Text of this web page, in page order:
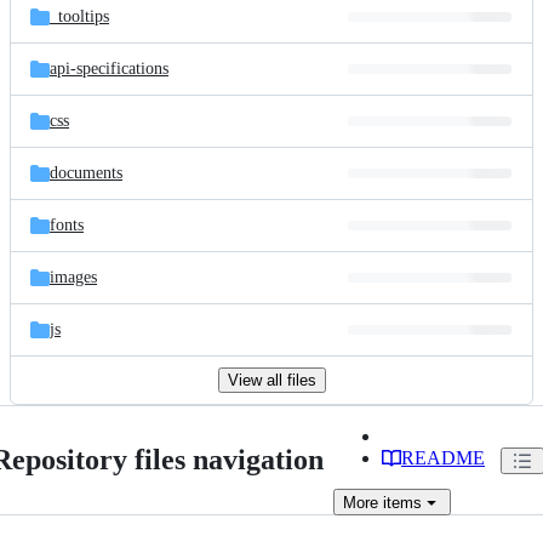
_tooltips
api-specifications
css
documents
fonts
images
js
View all files
files navigation README
More items